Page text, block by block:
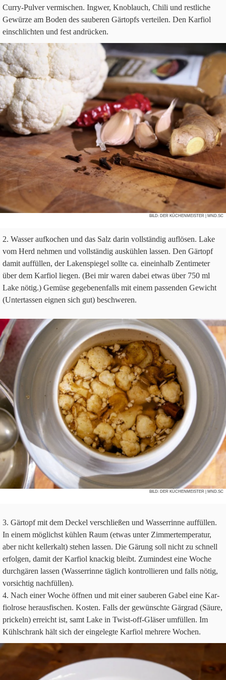
Curry-Pul­ver ver­mi­schen. Ing­wer, Knob­lauch, Chili und rest­li­che
Gewürze am Boden des sau­be­ren Gär­topfs ver­tei­len. Den Kar­fiol
ein­schlich­ten und fest andrücken.
BILD: DER KÜCHENMEISTER | MND.SC
Was­ser auf­ko­chen und das Salz darin voll­stän­dig auf­lö­sen. Lake
vom Herd neh­men und voll­stän­dig aus­küh­len las­sen. Den Gär­topf
damit auf­fül­len, der Laken­spie­gel sollte ca. ein­ein­halb Zen­ti­me­ter
über dem Kar­fiol lie­gen. (Bei mir waren dabei etwas über 750 ml
Lake nötig.) Gemüse gege­be­nen­falls mit einem pas­sen­den Gewicht
(Unter­tas­sen eig­nen sich gut) beschweren.
BILD: DER KÜCHENMEISTER | MND.SC
Gär­topf mit dem Deckel ver­schlie­ßen und Was­ser­rinne auf­fül­len.
In einem mög­lichst küh­len Raum (etwas unter Zim­mer­tem­pe­ra­tur,
aber nicht kel­ler­kalt) ste­hen las­sen. Die Gärung soll nicht zu schnell
erfol­gen, damit der Kar­fiol knackig bleibt. Zumin­dest eine Woche
durch­gä­ren las­sen (Was­ser­rinne täg­lich kon­trol­lie­ren und falls nötig,
vor­sich­tig nachfüllen).
Nach einer Woche öff­nen und mit einer sau­be­ren Gabel eine Kar­
fi­ol­rose her­aus­fi­schen. Kosten. Falls der gewünschte Gär­grad (Säure,
prickeln) erreicht ist, samt Lake in Twist-off-Glä­ser umfül­len. Im
Kühl­schrank hält sich der ein­ge­legte Kar­fiol meh­rere Wochen.